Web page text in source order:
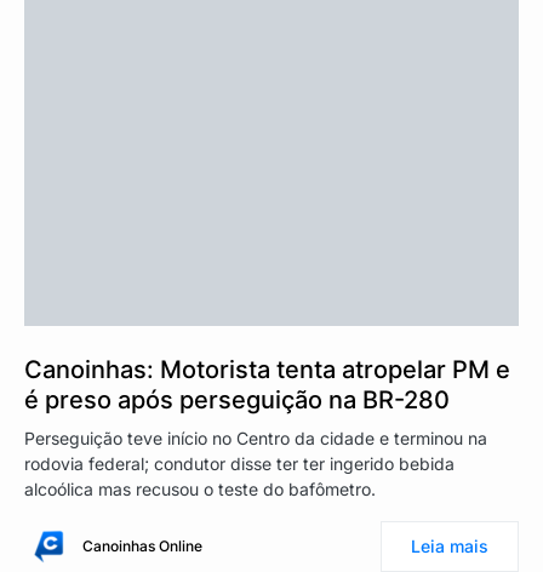
Canoinhas: Motorista tenta atropelar PM e
é preso após perseguição na BR-280
Perseguição teve início no Centro da cidade e terminou na
rodovia federal; condutor disse ter ter ingerido bebida
alcoólica mas recusou o teste do bafômetro.
Canoinhas Online Leia mais